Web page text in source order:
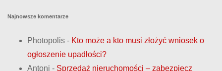
wNajnowsze komentarze
Photopolis - Kto może a kto musi złożyć wniosek o
ogłoszenie upadłości?
Antoni - Sprzedaż nieruchomości – zabezpiecz